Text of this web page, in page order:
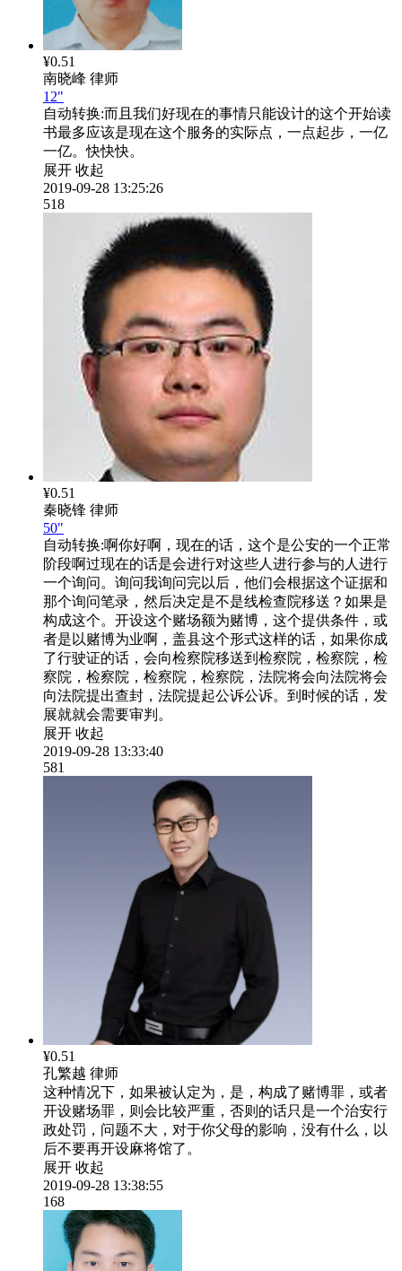
¥0.51
南晓峰 律师
12"
自动转换:而且我们好现在的事情只能设计的这个开始读
书最多应该是现在这个服务的实际点，一点起步，一亿
一亿。快快快。
展开 收起
2019-09-28 13:25:26
518
¥0.51
秦晓锋 律师
50"
自动转换:啊你好啊，现在的话，这个是公安的一个正常
阶段啊过现在的话是会进行对这些人进行参与的人进行
一个询问。询问我询问完以后，他们会根据这个证据和
那个询问笔录，然后决定是不是线检查院移送？如果是
构成这个。开设这个赌场额为赌博，这个提供条件，或
者是以赌博为业啊，盖县这个形式这样的话，如果你成
了行驶证的话，会向检察院移送到检察院，检察院，检
察院，检察院，检察院，检察院，法院将会向法院将会
向法院提出查封，法院提起公诉公诉。到时候的话，发
展就就会需要审判。
展开 收起
2019-09-28 13:33:40
581
¥0.51
孔繁越 律师
这种情况下，如果被认定为，是，构成了赌博罪，或者
开设赌场罪，则会比较严重，否则的话只是一个治安行
政处罚，问题不大，对于你父母的影响，没有什么，以
后不要再开设麻将馆了。
展开 收起
2019-09-28 13:38:55
168